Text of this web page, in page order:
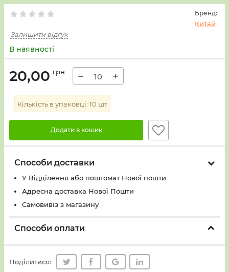
Бренд:
Китай
Залишити відгук
В наявності
20,00 грн − +
Кількість в упаковці: 10 шт
Додати в кошик
Способи доставки
У Вiддiлення або поштомат Нової пошти
Адресна доставка Нової Пошти
Самовивіз з магазину
Способи оплати
Поділитися: